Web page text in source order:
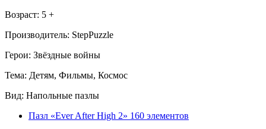
Возраст: 5 +
Производитель: StepPuzzle
Герои: Звёздные войны
Тема: Детям, Фильмы, Космос
Вид: Напольные пазлы
Пазл «Ever After High 2» 160 элементов